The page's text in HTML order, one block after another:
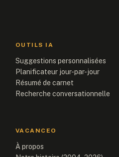
OUTILS IA
Suggestions personnalisées
Planificateur jour-par-jour
Résumé de carnet
Recherche conversationnelle
VACANCEO
À propos